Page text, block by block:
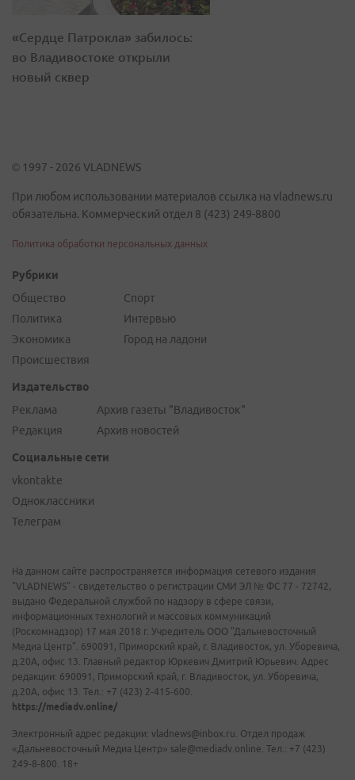
«Сердце Патрокла» забилось:
во Владивостоке открыли
новый сквер
© 1997 - 2026 VLADNEWS
При любом использовании материалов ссылка на vladnews.ru
обязательна. Коммерческий отдел 8 (423) 249-8800
Политика обработки персональных данных
Рубрики
Общество
Политика
Экономика
Происшествия
Спорт
Интервью
Город на ладони
Издательство
Реклама
Редакция
Архив газеты "Владивосток"
Архив новостей
Социальные сети
vkontakte
Одноклассники
Телеграм
На данном сайте распространяется информация сетевого издания
"VLADNEWS" - свидетельство о регистрации СМИ ЭЛ № ФС 77 - 72742,
выдано Федеральной службой по надзору в сфере связи,
информационных технологий и массовых коммуникаций
(Роскомнадзор) 17 мая 2018 г. Учредитель ООО "Дальневосточный
Медиа Центр". 690091, Приморский край, г. Владивосток, ул. Уборевича,
д.20А, офис 13. Главный редактор Юркевич Дмитрий Юрьевич. Адрес
редакции: 690091, Приморский край, г. Владивосток, ул. Уборевича,
д.20А, офис 13. Тел.: +7 (423) 2-415-600.
https://mediadv.online/
Электронный адрес редакции: vladnews@inbox.ru. Отдел продаж
«Дальневосточный Медиа Центр» sale@mediadv.online. Тел.: +7 (423)
249-8-800. 18+